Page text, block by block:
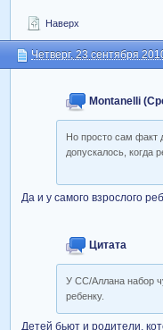
Наверх
Четверг, 23 сентября
Montanelli
Но просто сам факт
допускалось, когда
Да и у самого взрослого
Цитата
У СС/Аллана набор
ребенку.
Детей бьют и родители,